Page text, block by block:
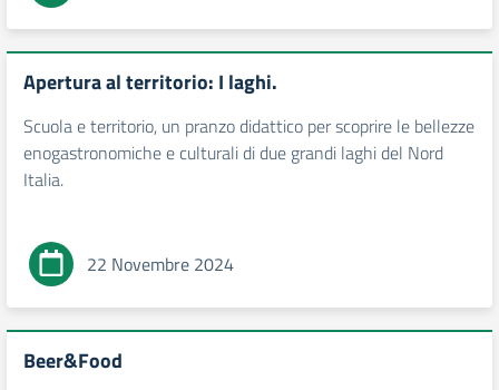
Apertura al territorio: I laghi.
Scuola e territorio, un pranzo didattico per scoprire le bellezze
enogastronomiche e culturali di due grandi laghi del Nord
Italia.
22 Novembre 2024
Beer&Food